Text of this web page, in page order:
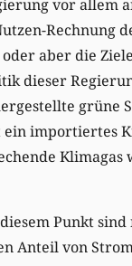
vor
aber die
dieser
grüne
importiertes
Punkt
Anteil von